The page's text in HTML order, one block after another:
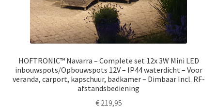
HOFTRONIC™ Navarra – Complete set 12x 3W Mini LED
inbouwspots/Opbouwspots 12V – IP44 waterdicht – Voor
veranda, carport, kapschuur, badkamer – Dimbaar Incl. RF-
afstandsbediening
€219,95